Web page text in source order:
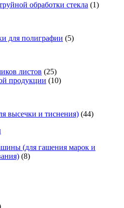
обработки стекла (1)
для полиграфии (5)
листов (25)
продукции (10)
высечки и тиснения) (44)
(для гашения марок и
(8)